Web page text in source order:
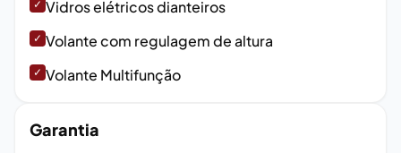
✓ Vidros elétricos dianteiros
✓ Volante com regulagem de altura
✓ Volante Multifunção
Garantia